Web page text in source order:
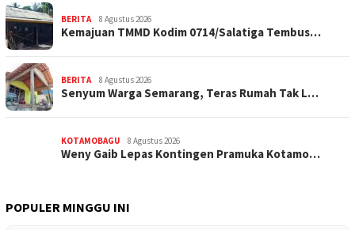
BERITA 8 Agustus 2026
Kemajuan TMMD Kodim 0714/Salatiga Tembus…
BERITA 8 Agustus 2026
Senyum Warga Semarang, Teras Rumah Tak L…
KOTAMOBAGU 8 Agustus 2026
Weny Gaib Lepas Kontingen Pramuka Kotamo…
POPULER MINGGU INI